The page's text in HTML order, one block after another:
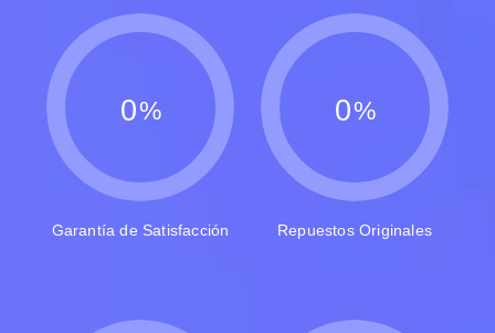
0%
Garantía de Satisfacción
0%
Repuestos Originales